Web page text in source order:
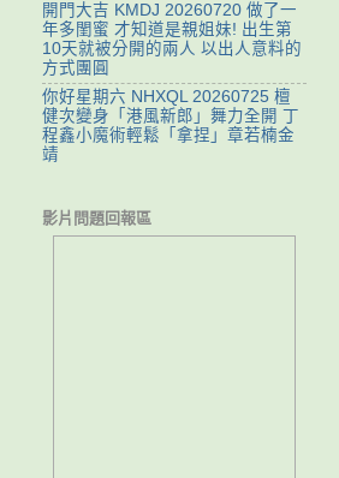
開門大吉 KMDJ 20260720 做了一
年多閨蜜 才知道是親姐妹! 出生第
10天就被分開的兩人 以出人意料的
方式團圓
你好星期六 NHXQL 20260725 檀
健次變身「港風新郎」舞力全開 丁
程鑫小魔術輕鬆「拿捏」章若楠金
靖
影片問題回報區